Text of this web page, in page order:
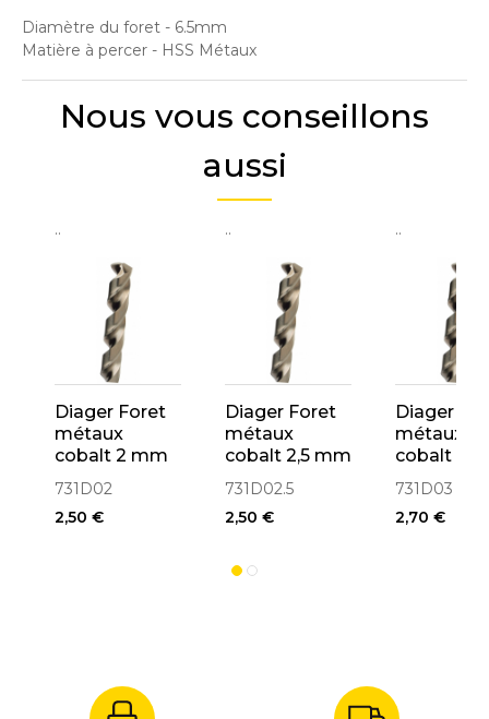
Diamètre du foret - 6.5mm
Matière à percer - HSS Métaux
Nous vous conseillons
aussi
..
Diager Foret
métaux
cobalt 2 mm
731D02
2,50 €
..
Diager Foret
métaux
cobalt 2,5 mm
731D02.5
2,50 €
..
Diager
métaux
cobalt 3
731D03
2,70 €